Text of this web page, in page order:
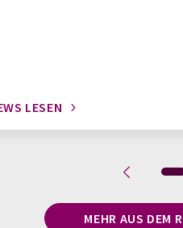
LESEN
MEHR AUS DEM